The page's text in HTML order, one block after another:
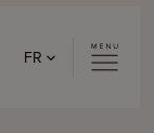
FR